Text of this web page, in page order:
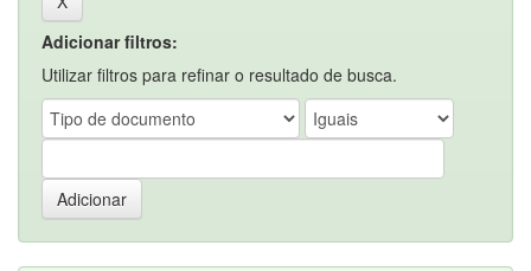
Adicionar filtros:
Utilizar filtros para refinar o resultado de busca.